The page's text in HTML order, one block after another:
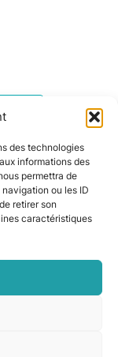
des technologies
informations des
permettra de
ou les ID
retirer son
caractéristiques
Cabanial
à
à